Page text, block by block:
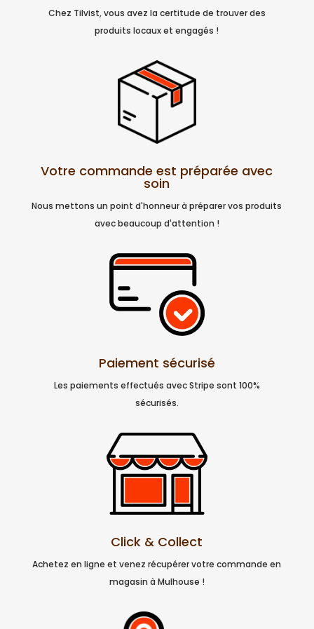
Chez Tilvist, vous avez la certitude de trouver des
produits locaux et engagés !
Votre commande est préparée avec
soin
Nous mettons un point d'honneur à préparer vos produits
avec beaucoup d'attention !
Paiement sécurisé
Les paiements effectués avec Stripe sont 100%
sécurisés.
Click & Collect
Achetez en ligne et venez récupérer votre commande en
magasin à Mulhouse !